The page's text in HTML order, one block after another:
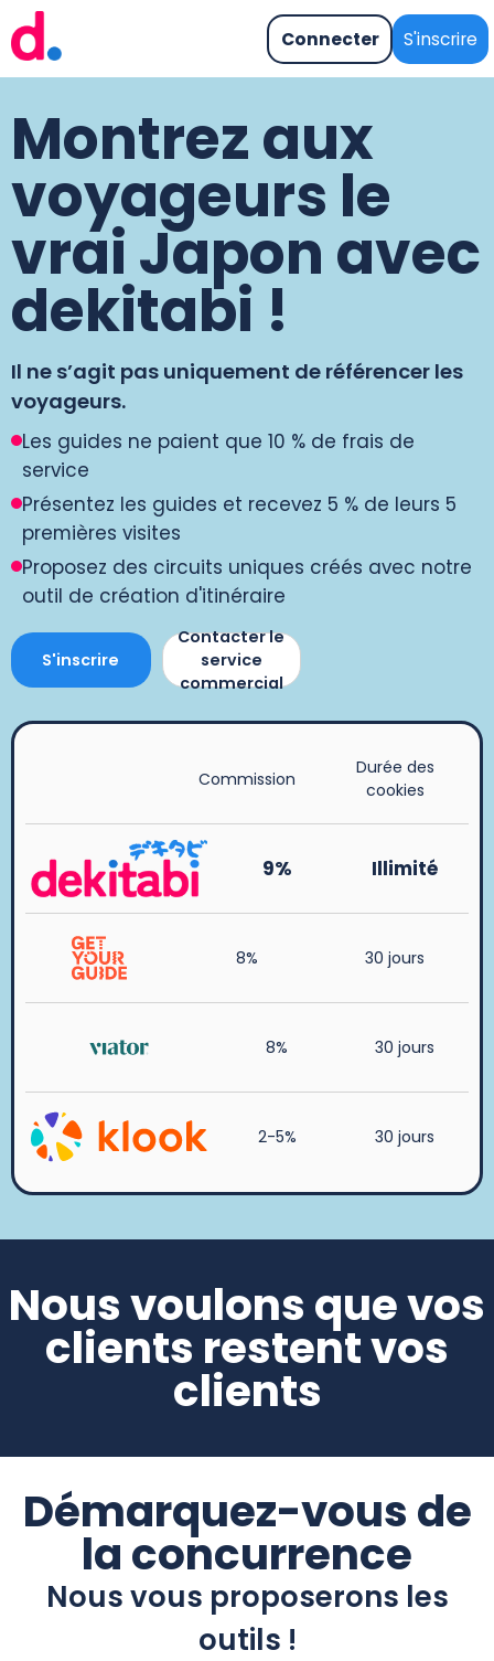
Connecter S'inscrire
Montrez aux
voyageurs le
vrai Japon avec
dekitabi !
Il ne s’agit pas uniquement de référencer les
voyageurs.
Les guides ne paient que 10 % de frais de
service
Présentez les guides et recevez 5 % de leurs 5
premières visites
Proposez des circuits uniques créés avec notre
outil de création d'itinéraire
S'inscrire
Contacter le
service
commercial
Commission
Durée des
cookies
9% Illimité
8% 30 jours
8% 30 jours
2-5% 30 jours
Nous voulons que vos
clients restent vos
clients
Démarquez-vous de
la concurrence
Nous vous proposerons les
outils !